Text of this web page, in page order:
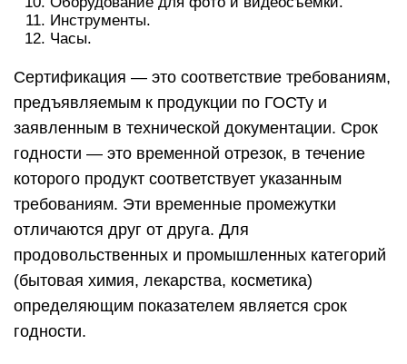
Инструменты.
Часы.
Сертификация — это соответствие требованиям,
предъявляемым к продукции по ГОСТу и
заявленным в технической документации. Срок
годности — это временной отрезок, в течение
которого продукт соответствует указанным
требованиям. Эти временные промежутки
отличаются друг от друга. Для
продовольственных и промышленных категорий
(бытовая химия, лекарства, косметика)
определяющим показателем является срок
годности.